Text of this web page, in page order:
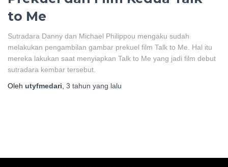
to Me
Sutradara Danny dan Michael Philippou mengaku sudah
melakukan pengambilan gambar prekuel film Talk to Me. Hal itu
mereka lakukan saat menyiapkan Talk to Me yang jadi film debut
sutradara kembar tersebut.
Oleh utyfmedari 3 tahun yang lalu